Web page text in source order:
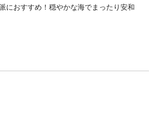
におすすめ！穏やかな海でまったり安和